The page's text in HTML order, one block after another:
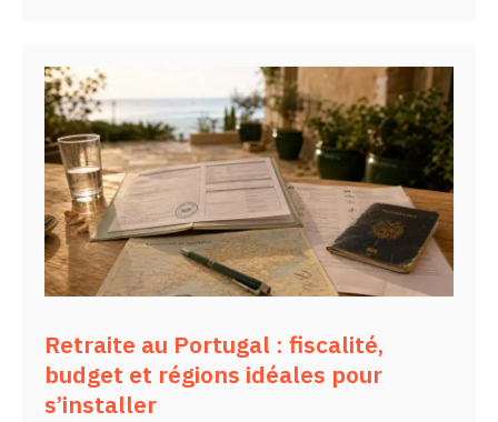
Retraite au Portugal : fiscalité,
budget et régions idéales pour
s’installer